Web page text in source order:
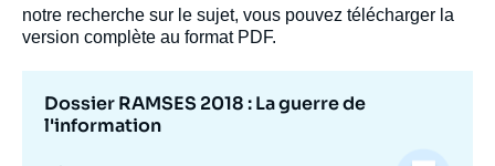
notre recherche sur le sujet, vous pouvez télécharger la
version complète au format PDF.
Dossier RAMSES 2018 : La guerre de
l'information